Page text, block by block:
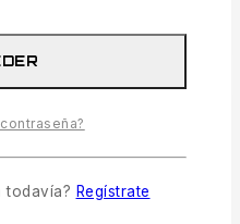
Nº16
todavía? Regístrate